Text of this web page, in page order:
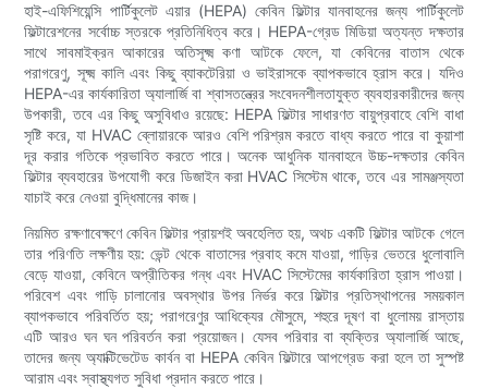
হাই-এফিশিয়েন্সি পার্টিকুলেট এয়ার (HEPA) কেবিন ফিল্টার যানবাহনের জন্য পার্টিকুলেট
ফিল্টারেশনের সর্বোচ্চ স্তরকে প্রতিনিধিত্ব করে। HEPA-গ্রেড মিডিয়া অত্যন্ত দক্ষতার
সাথে সাবমাইক্রন আকারের অতিসূক্ষ্ম কণা আটকে ফেলে, যা কেবিনের বাতাস থেকে
পরাগরেণু, সূক্ষ্ম কালি এবং কিছু ব্যাকটেরিয়া ও ভাইরাসকে ব্যাপকভাবে হ্রাস করে। যদিও
HEPA-এর কার্যকারিতা অ্যালার্জি বা শ্বাসতন্ত্রের সংবেদনশীলতাযুক্ত ব্যবহারকারীদের জন্য
উপকারী, তবে এর কিছু অসুবিধাও রয়েছে: HEPA ফিল্টার সাধারণত বায়ুপ্রবাহে বেশি বাধা
সৃষ্টি করে, যা HVAC ব্লোয়ারকে আরও বেশি পরিশ্রম করতে বাধ্য করতে পারে বা কুয়াশা
দূর করার গতিকে প্রভাবিত করতে পারে। অনেক আধুনিক যানবাহনে উচ্চ-দক্ষতার কেবিন
ফিল্টার ব্যবহারের উপযোগী করে ডিজাইন করা HVAC সিস্টেম থাকে, তবে এর সামঞ্জস্যতা
যাচাই করে নেওয়া বুদ্ধিমানের কাজ।
নিয়মিত রক্ষণাবেক্ষণে কেবিন ফিল্টার প্রায়শই অবহেলিত হয়, অথচ একটি ফিল্টার আটকে গেলে
তার পরিণতি লক্ষণীয় হয়: ভেন্ট থেকে বাতাসের প্রবাহ কমে যাওয়া, গাড়ির ভেতরে ধুলোবালি
বেড়ে যাওয়া, কেবিনে অপ্রীতিকর গন্ধ এবং HVAC সিস্টেমের কার্যকারিতা হ্রাস পাওয়া।
পরিবেশ এবং গাড়ি চালানোর অবস্থার উপর নির্ভর করে ফিল্টার প্রতিস্থাপনের সময়কাল
ব্যাপকভাবে পরিবর্তিত হয়; পরাগরেণুর আধিক্যের মৌসুমে, শহুরে দূষণ বা ধুলোময় রাস্তায়
এটি আরও ঘন ঘন পরিবর্তন করা প্রয়োজন। যেসব পরিবার বা ব্যক্তির অ্যালার্জি আছে,
তাদের জন্য অ্যাক্টিভেটেড কার্বন বা HEPA কেবিন ফিল্টারে আপগ্রেড করা হলে তা সুস্পষ্ট
আরাম এবং স্বাস্থ্যগত সুবিধা প্রদান করতে পারে।